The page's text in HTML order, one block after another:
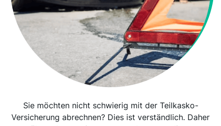
Sie möchten nicht schwierig mit der Teilkasko-
Versicherung abrechnen? Dies ist verständlich. Daher